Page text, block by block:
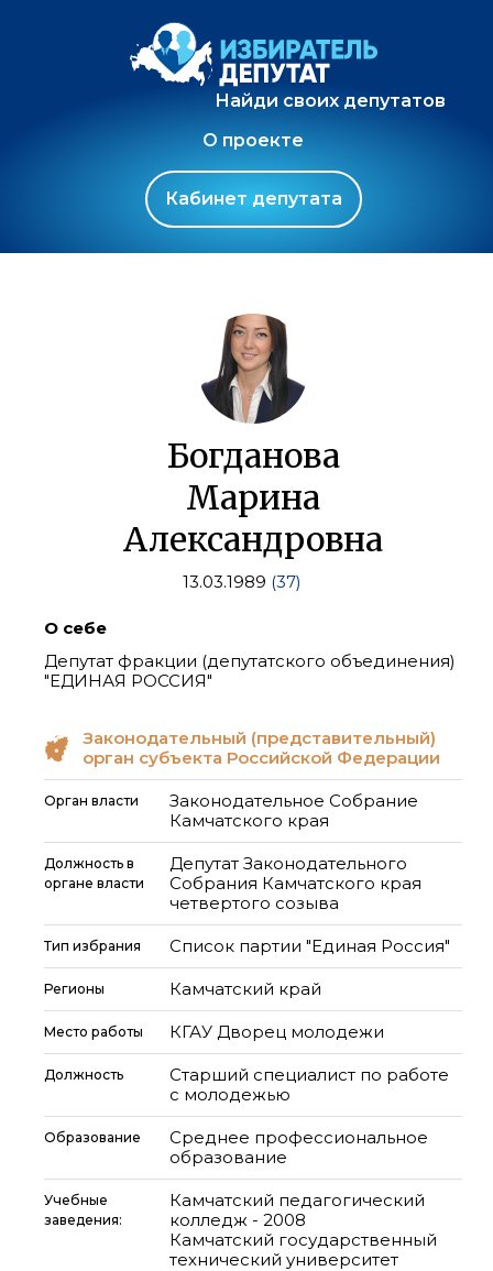
Найди своих депутатов
О проекте
Кабинет депутата
Богданова
Марина
Александровна
13.03.1989 (37)
О себе
Депутат фракции (депутатского объединения)
"ЕДИНАЯ РОССИЯ"
Законодательный (представительный)
орган субъекта Российской Федерации
Орган власти
Законодательное Собрание
Камчатского края
Должность в
органе власти
Депутат Законодательного
Собрания Камчатского края
четвертого созыва
Тип избрания Список партии "Единая Россия"
Регионы Камчатский край
Место работы КГАУ Дворец молодежи
Должность
Старший специалист по работе
с молодежью
Образование
Среднее профессиональное
образование
Учебные
заведения:
Камчатский педагогический
колледж - 2008
Камчатский государственный
технический университет